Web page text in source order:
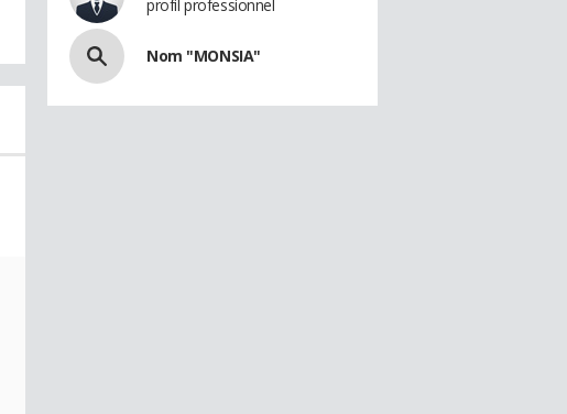
profil professionnel
Nom "MONSIA"